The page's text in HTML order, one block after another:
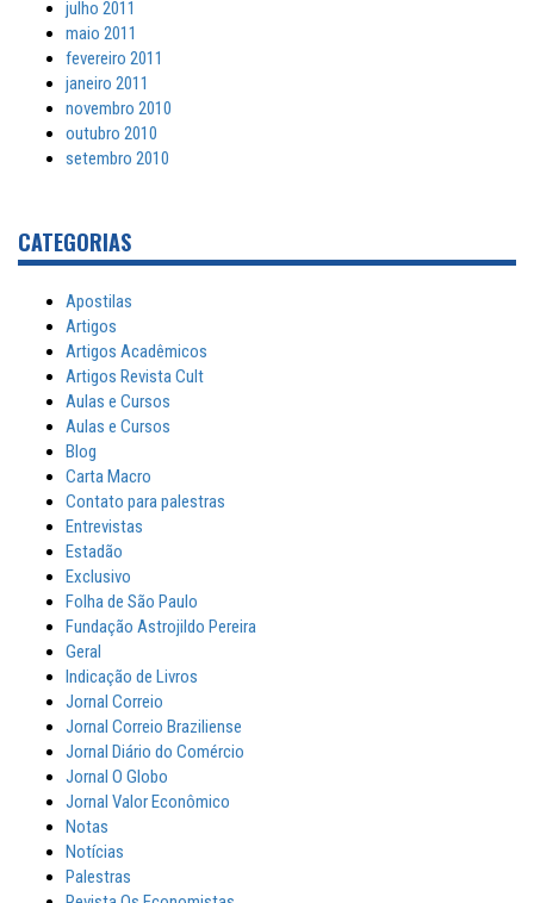
julho 2011
maio 2011
fevereiro 2011
janeiro 2011
novembro 2010
outubro 2010
setembro 2010
CATEGORIAS
Apostilas
Artigos
Artigos Acadêmicos
Artigos Revista Cult
Aulas e Cursos
Aulas e Cursos
Blog
Carta Macro
Contato para palestras
Entrevistas
Estadão
Exclusivo
Folha de São Paulo
Fundação Astrojildo Pereira
Geral
Indicação de Livros
Jornal Correio
Jornal Correio Braziliense
Jornal Diário do Comércio
Jornal O Globo
Jornal Valor Econômico
Notas
Notícias
Palestras